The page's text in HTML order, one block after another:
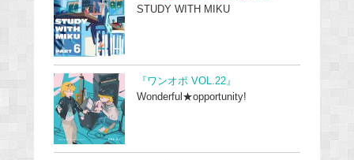
STUDY WITH MIKU
『ワンオポ VOL.22』
Wonderful★opportunity!